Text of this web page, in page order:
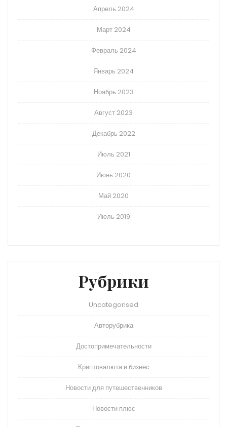
Апрель 2024
Март 2024
Февраль 2024
Январь 2024
Ноябрь 2023
Август 2023
Декабрь 2022
Июль 2021
Июнь 2020
Май 2020
Июль 2019
Рубрики
Uncategorised
Авторубрика
Достопримечательности
Криптовалюта и бизнес
Новости для путешественников
Новости плюс